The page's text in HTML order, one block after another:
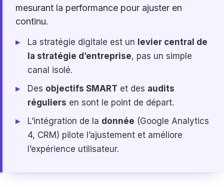
mesurant la performance pour ajuster en
continu.
La stratégie digitale est un levier central de
la stratégie d’entreprise, pas un simple
canal isolé.
Des objectifs SMART et des audits
réguliers en sont le point de départ.
L’intégration de la donnée (Google Analytics
4, CRM) pilote l’ajustement et améliore
l’expérience utilisateur.